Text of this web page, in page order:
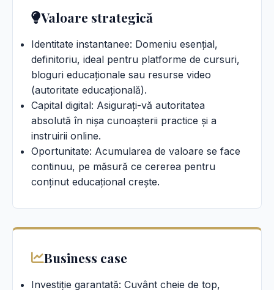
Valoare strategică
Identitate instantanee: Domeniu esențial,
definitoriu, ideal pentru platforme de cursuri,
bloguri educaționale sau resurse video
(autoritate educațională).
Capital digital: Asigurați-vă autoritatea
absolută în nișa cunoașterii practice și a
instruirii online.
Oportunitate: Acumularea de valoare se face
continuu, pe măsură ce cererea pentru
conținut educațional crește.
Business case
Investiție garantată: Cuvânt cheie de top,